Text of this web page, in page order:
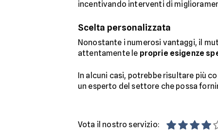
incentivando interventi di
Scelta personalizzata
Nonostante i numerosi vantaggi, il
attentamente le proprie esigenze
In alcuni casi, potrebbe risultare più
un esperto del settore che possa
Vota il nostro servizio: